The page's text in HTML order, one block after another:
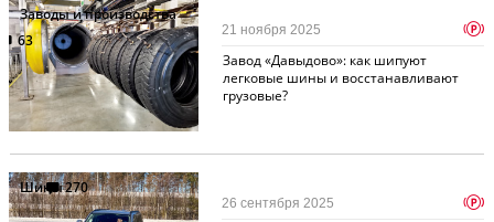
Заводы и производства
63
Завод «Давыдово»: как шипуют
легковые шины и восстанавливают
грузовые?
21 ноября 2025 p
Шины270
26 сентября 2025 p